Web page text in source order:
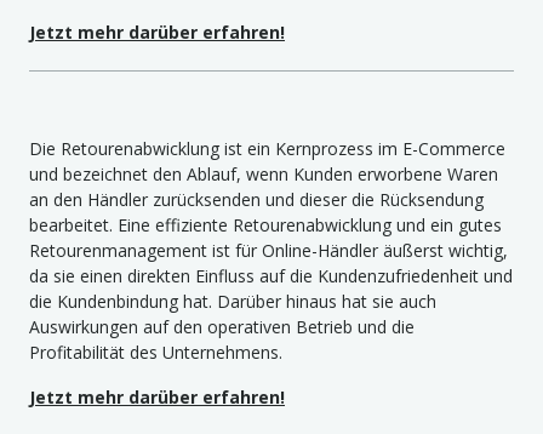
Jetzt mehr darüber erfahren!
Die Retourenabwicklung ist ein Kernprozess im E-Commerce
und bezeichnet den Ablauf, wenn Kunden erworbene Waren
an den Händler zurücksenden und dieser die Rücksendung
bearbeitet. Eine effiziente Retourenabwicklung und ein gutes
Retourenmanagement ist für Online-Händler äußerst wichtig,
da sie einen direkten Einfluss auf die Kundenzufriedenheit und
die Kundenbindung hat. Darüber hinaus hat sie auch
Auswirkungen auf den operativen Betrieb und die
Profitabilität des Unternehmens.
Jetzt mehr darüber erfahren!